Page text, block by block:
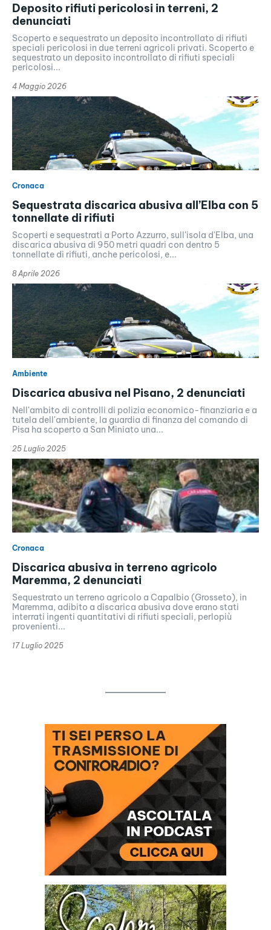
Deposito rifiuti pericolosi in terreni, 2
denunciati
Scoperto e sequestrato un deposito incontrollato di rifiuti
speciali pericolosi in due terreni agricoli privati. Scoperto e
sequestrato un deposito incontrollato di rifiuti speciali
pericolosi...
4 Maggio 2026
Cronaca
Sequestrata discarica abusiva all’Elba con 5
tonnellate di rifiuti
Scoperti e sequestrati a Porto Azzurro, sull'isola d'Elba, una
discarica abusiva di 950 metri quadri con dentro 5
tonnellate di rifiuti, anche pericolosi, e...
8 Aprile 2026
Ambiente
Discarica abusiva nel Pisano, 2 denunciati
Nell'ambito di controlli di polizia economico-finanziaria e a
tutela dell'ambiente, la guardia di finanza del comando di
Pisa ha scoperto a San Miniato una...
25 Luglio 2025
Cronaca
Discarica abusiva in terreno agricolo
Maremma, 2 denunciati
Sequestrato un terreno agricolo a Capalbio (Grosseto), in
Maremma, adibito a discarica abusiva dove erano stati
interrati ingenti quantitativi di rifiuti speciali, perlopiù
provenienti...
17 Luglio 2025